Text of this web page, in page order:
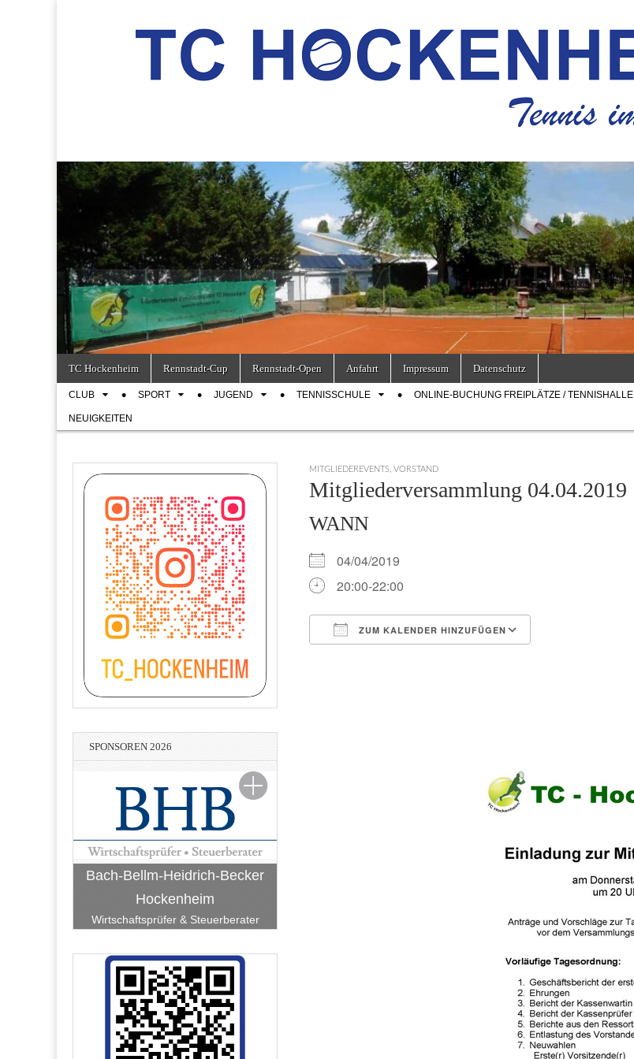
TC Hockenheim
Main
menu
content
TC Hockenheim Rennstadt-Cup Rennstadt-Open Anfahrt Impressum Datenschutz
SubCLUB SPORT JUGEND TENNISSCHULE ONLINE-BUCHUNG FREIPLÄTZE / TENNISHALLE
NEUIGKEITEN
MITGLIEDEREVENTS VORSTAND
Mitgliederversammlung 04.04.2019
WANN
04/04/2019
20:00-22:00
ZUM KALENDER HINZUFÜGEN
SPONSOREN 2026
Bach-Bellm-Heidrich-Becker
Hockenheim
Wirtschaftsprüfer & Steuerberater
Lean-Consulting - Hans-Peter
Haffner e. Kfm.
Vereinigte VR Bank Kur- und